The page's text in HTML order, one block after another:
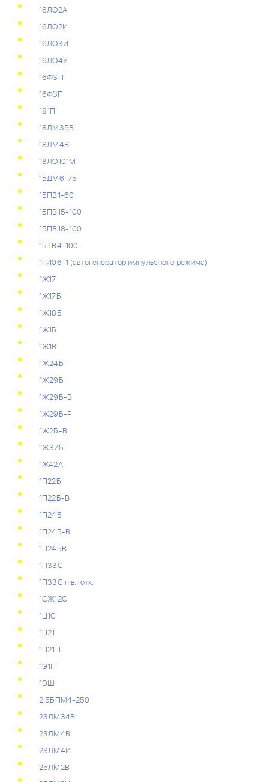
16ЛО2А
16ЛО2И
16ЛО3И
16ЛО4У
16Ф3П
16ФЗП
181П
18ЛМ35В
18ЛМ4В
18ЛО101М
1БДМ6-75
1БПВ1-60
1БПВ15-100
1БПВ18-100
1БТВ4-100
1ГИ06-1 (автогенератор импульсного режима)
1Ж17
1Ж17Б
1Ж18Б
1Ж1Б
1Ж1В
1Ж24Б
1Ж29Б
1Ж29Б-В
1Ж29Б-Р
1Ж2Б-В
1Ж37Б
1Ж42А
1П22Б
1П22Б-В
1П24Б
1П24Б-В
1П24БВ
1П33С
1П33С п.в., отк.
1СЖ12С
1Ц1С
1Ц21
1Ц21П
1Э1П
1ЭШ
2.5БПМ4-250
23ЛМ34В
23ЛМ4В
23ЛМ4И
25ЛМ2В